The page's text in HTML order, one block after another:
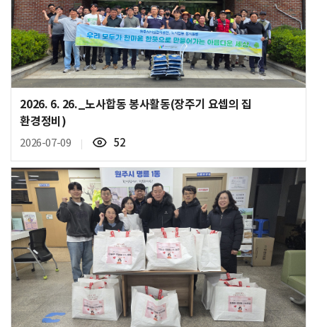
2026. 6. 26._노사합동 봉사활동(장주기 요셉의 집
환경정비)
2026-07-09
조
회
수
52